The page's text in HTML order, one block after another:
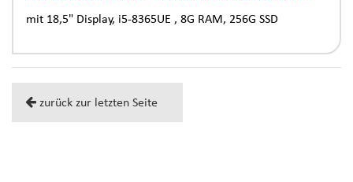
mit 18,5" Display, i5-8365UE , 8G RAM, 256G SSD
zurück zur letzten Seite